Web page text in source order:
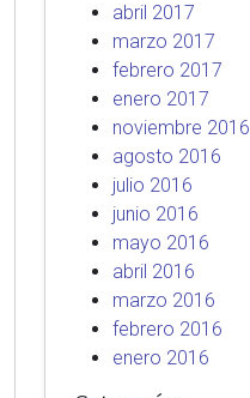
abril 2017
marzo 2017
febrero 2017
enero 2017
noviembre 2016
agosto 2016
julio 2016
junio 2016
mayo 2016
abril 2016
marzo 2016
febrero 2016
enero 2016